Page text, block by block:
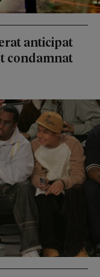
anticipat
condamnat